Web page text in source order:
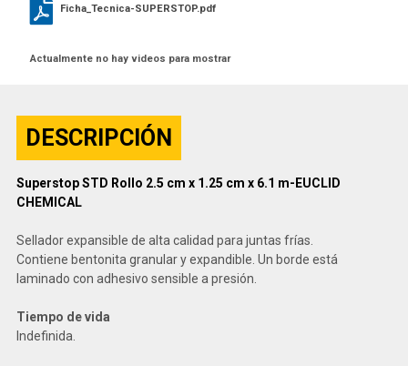
Ficha_Tecnica-SUPERSTOP.pdf
Actualmente no hay videos para mostrar
DESCRIPCIÓN
Superstop STD Rollo 2.5 cm x 1.25 cm x 6.1 m-EUCLID
CHEMICAL
Sellador expansible de alta calidad para juntas frías.
Contiene bentonita granular y expandible. Un borde está
laminado con adhesivo sensible a presión.
Tiempo de vida
Indefinida.